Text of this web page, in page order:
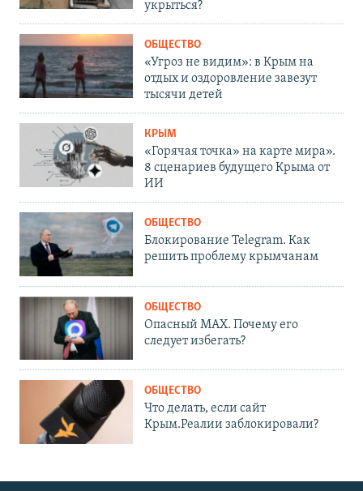
укрыться?
ОБЩЕСТВО
«Угроз не видим»: в Крым на
отдых и оздоровление завезут
тысячи детей
КРЫМ
«Горячая точка» на карте мира».
8 сценариев будущего Крыма от
ИИ
ОБЩЕСТВО
Блокирование Telegram. Как
решить проблему крымчанам
ОБЩЕСТВО
Опасный MAX. Почему его
следует избегать?
ОБЩЕСТВО
Что делать, если сайт
Крым.Реалии заблокировали?